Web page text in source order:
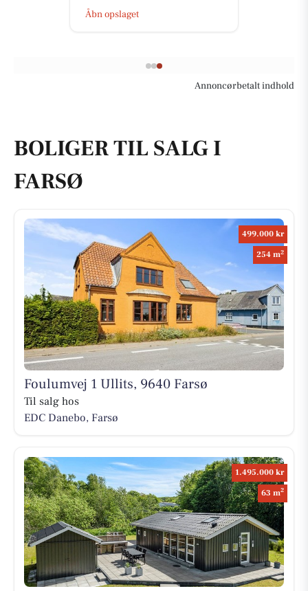
Åbn opslaget
Annoncørbetalt indhold
BOLIGER TIL SALG I
FARSØ
499.000 kr
254 m2
Foulumvej 1 Ullits, 9640 Farsø
Til salg hos
EDC Danebo, Farsø
1.495.000 kr
63 m2